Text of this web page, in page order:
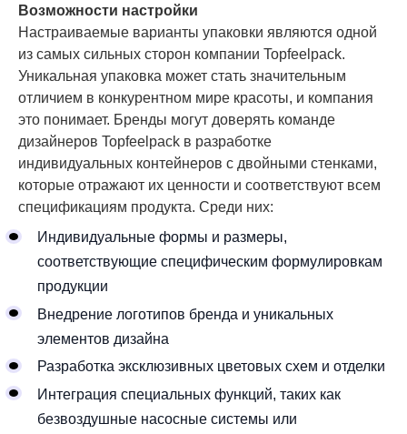
Возможности настройки
Настраиваемые варианты упаковки являются одной
из самых сильных сторон компании Topfeelpack.
Уникальная упаковка может стать значительным
отличием в конкурентном мире красоты, и компания
это понимает. Бренды могут доверять команде
дизайнеров Topfeelpack в разработке
индивидуальных контейнеров с двойными стенками,
которые отражают их ценности и соответствуют всем
спецификациям продукта. Среди них:
Индивидуальные формы и размеры,
соответствующие специфическим формулировкам
продукции
Внедрение логотипов бренда и уникальных
элементов дизайна
Разработка эксклюзивных цветовых схем и отделки
Интеграция специальных функций, таких как
безвоздушные насосные системы или